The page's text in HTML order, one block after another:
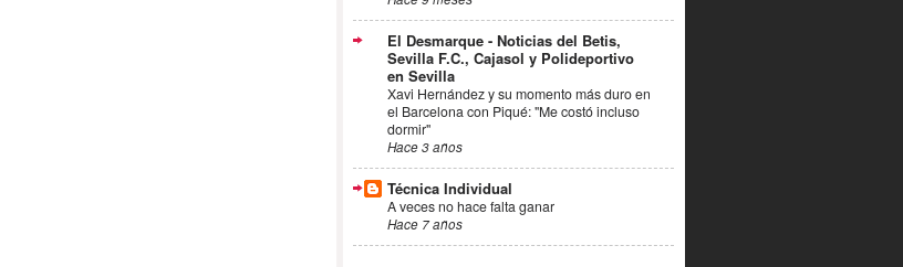
El Desmarque - Noticias del Betis,
Sevilla F.C., Cajasol y Polideportivo
en Sevilla
Xavi Hernández y su momento más duro en
el Barcelona con Piqué: "Me costó incluso
dormir"
Hace 3 años
Técnica Individual
A veces no hace falta ganar
Hace 7 años